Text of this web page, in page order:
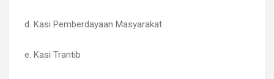
d. Kasi Pemberdayaan Masyarakat
e. Kasi Trantib